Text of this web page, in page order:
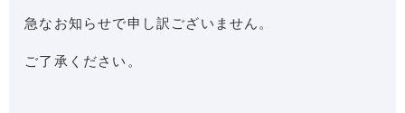
急なお知らせで申し訳ございません。
ご了承ください。